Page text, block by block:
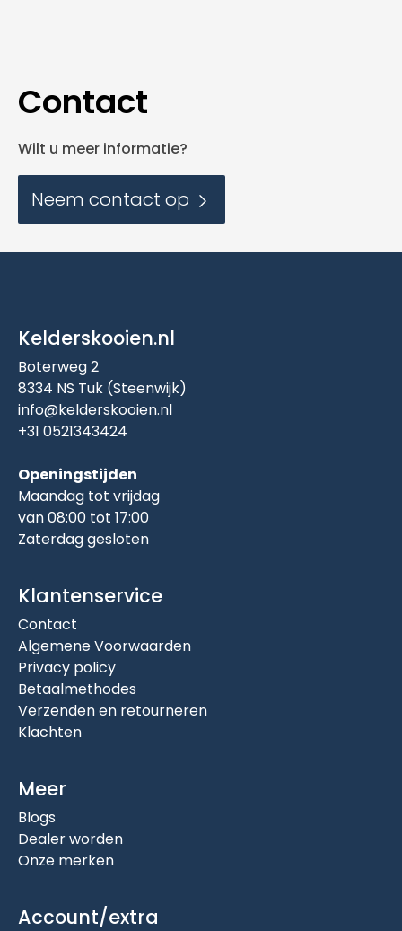
Contact
Wilt u meer informatie?
Neem contact op
Kelderskooien.nl
Boterweg 2
8334 NS Tuk (Steenwijk)
info@kelderskooien.nl
+31 0521343424
Openingstijden
Maandag tot vrijdag
van 08:00 tot 17:00
Zaterdag gesloten
Klantenservice
Contact
Algemene Voorwaarden
Privacy policy
Betaalmethodes
Verzenden en retourneren
Klachten
Meer
Blogs
Dealer worden
Onze merken
Account/extra